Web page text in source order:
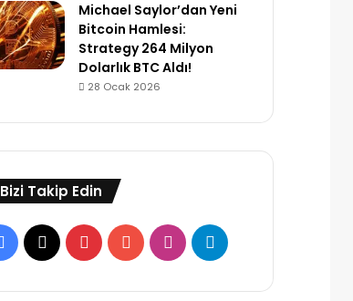
Michael Saylor’dan Yeni
Bitcoin Hamlesi:
Strategy 264 Milyon
Dolarlık BTC Aldı!
28 Ocak 2026
Bizi Takip Edin
Facebook
X PinterestYouTubeInstagramTelegram